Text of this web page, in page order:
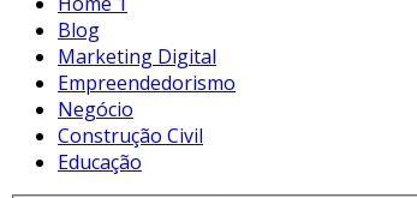
Blog
Marketing Digital
Empreendedorismo
Negócio
Construção Civil
Educação